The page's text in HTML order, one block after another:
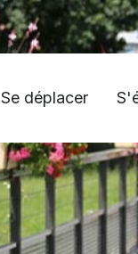
Se déplacer